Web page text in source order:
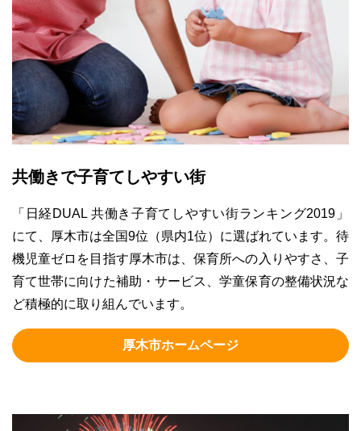
共働きで子育てしやすい街
「日経DUAL 共働き子育てしやすい街ランキング2019」
にて、厚木市は全国9位（県内1位）に選ばれています。待
機児童ゼロを目指す厚木市は、保育所への入りやすさ、子
育て世帯に向けた補助・サービス、学童保育の整備状況な
ど積極的に取り組んでいます。
厚木市ホームページ